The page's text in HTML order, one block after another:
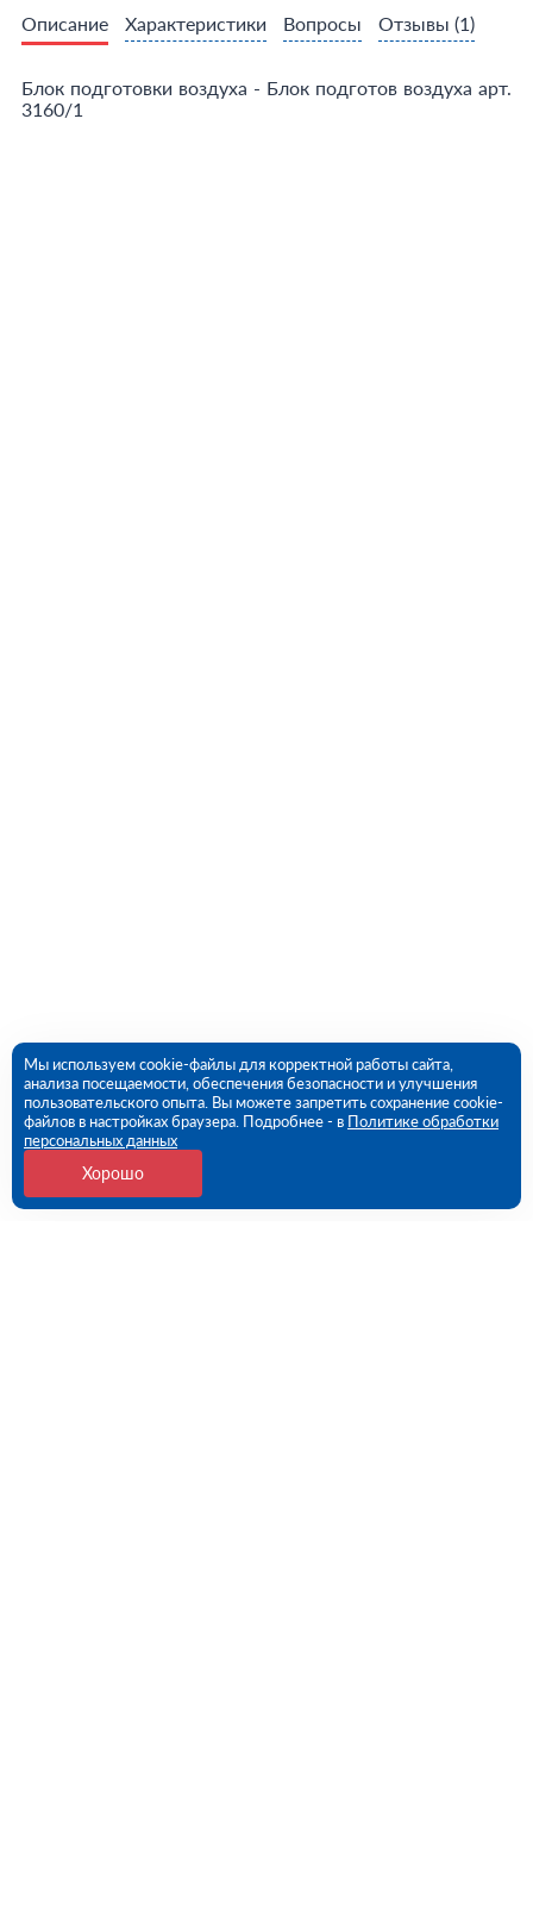
Описание Характеристики Вопросы Отзывы (1)
Блок подготовки воздуха - Блок подготов воздуха арт.
3160/1
Мы используем cookie-файлы для корректной работы сайта,
анализа посещаемости, обеспечения безопасности и улучшения
пользовательского опыта. Вы можете запретить сохранение cookie-
файлов в настройках браузера. Подробнее - в Политике обработки
персональных данных
Хорошо